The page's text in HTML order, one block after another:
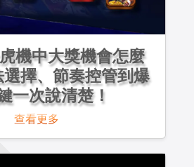
機中大獎機會怎麼
擇、節奏控管到爆
一次說清楚！
查看更多